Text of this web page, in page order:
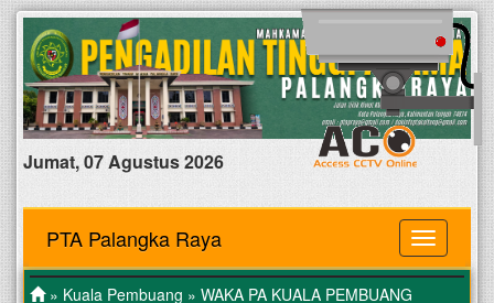
Jumat, 07 Agustus 2026
MENU
PTA Palangka Raya
» Kuala Pembuang » WAKA PA KUALA PEMBUANG